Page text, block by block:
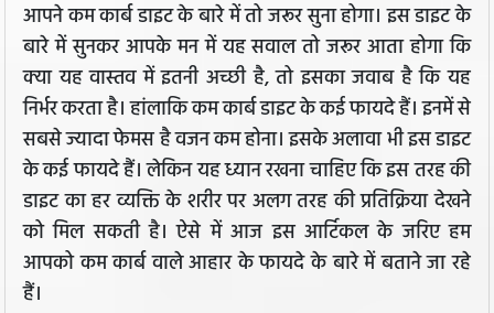
आपने कम कार्ब डाइट के बारे में तो जरूर सुना होगा। इस डाइट के
बारे में सुनकर आपके मन में यह सवाल तो जरूर आता होगा कि
क्या यह वास्तव में इतनी अच्छी है, तो इसका जवाब है कि यह
निर्भर करता है। हांलाकि कम कार्ब डाइट के कई फायदे हैं। इनमें से
सबसे ज्यादा फेमस है वजन कम होना। इसके अलावा भी इस डाइट
के कई फायदे हैं। लेकिन यह ध्यान रखना चाहिए कि इस तरह की
डाइट का हर व्यक्ति के शरीर पर अलग तरह की प्रतिक्रिया देखने
को मिल सकती है। ऐसे में आज इस आर्टिकल के जरिए हम
आपको कम कार्ब वाले आहार के फायदे के बारे में बताने जा रहे
हैं।